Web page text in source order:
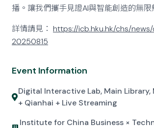
播。讓我們攜手見證AI與智能創造的無限
詳情請見： https://icb.hku.hk/chs/
20250815
Event Information
Digital Interactive Lab, Main Library,
+ Qianhai + Live Streaming
Institute for China Business ×